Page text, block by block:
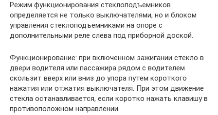
Режим функционирования стеклоподъемников
определяется не только выключателями, но и блоком
управления стеклоподъемниками на опоре с
дополнительными реле слева под приборной доской.
Функционирование: при включенном зажигании стекло в
двери водителя или пассажира рядом с водителем
скользит вверх или вниз до упора путем короткого
нажатия или отжатия выключателя. При этом движение
стекла останавливается, если коротко нажать клавишу в
противоположном направлении.